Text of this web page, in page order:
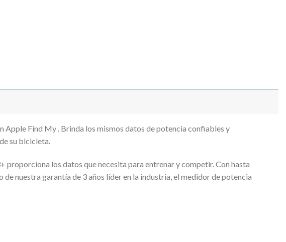
Apple Find My . Brinda los mismos datos de potencia confiables y
su bicicleta.
los datos que necesita para entrenar y competir. Con hasta
nuestra garantía de 3 años líder en la industria, el medidor de potencia